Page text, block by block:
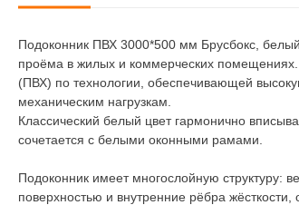
Подоконник ПВХ 3000*500 мм Брусбокс,
проёма в жилых и коммерческих помещениях.
(ПВХ) по технологии, обеспечивающей
механическим нагрузкам.
Классический белый цвет гармонично
сочетается с белыми оконными рамами.
Подоконник имеет многослойную структуру:
поверхностью и внутренние рёбра